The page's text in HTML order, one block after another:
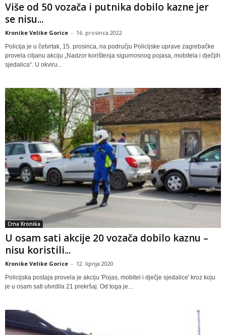
Više od 50 vozača i putnika dobilo kazne jer
se nisu...
Kronike Velike Gorice - 16. prosinca 2022
Policija je u četvrtak, 15. prosinca, na području Policijske uprave zagrebačke
provela ciljanu akciju „Nadzor korištenja sigurnosnog pojasa, mobitela i dječjih
sjedalica“. U okviru...
Crna Kronika
U osam sati akcije 20 vozača dobilo kaznu –
nisu koristili...
Kronike Velike Gorice - 12. lipnja 2020
Policijska postaja provela je akciju 'Pojas, mobitel i dječje sjedalice' kroz koju
je u osam sati utvrdila 21 prekršaj. Od toga je...